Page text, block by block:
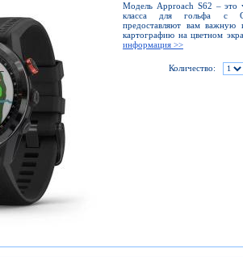
Модель Approach S62 – это
класса для гольфа с
предоставляют вам
картографию на цветном
информация >>
Количество: